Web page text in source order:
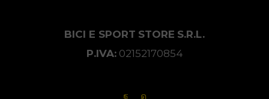
BICI E SPORT STORE S.R.L.
P.IVA:02152170854